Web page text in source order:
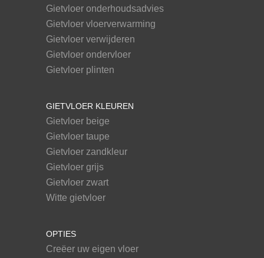
Gietvloer onderhoudsadvies
Gietvloer vloerverwarming
Gietvloer verwijderen
Gietvloer ondervloer
Gietvloer plinten
GIETVLOER KLEUREN
Gietvloer beige
Gietvloer taupe
Gietvloer zandkleur
Gietvloer grijs
Gietvloer zwart
Witte gietvloer
OPTIES
Creëer uw eigen vloer